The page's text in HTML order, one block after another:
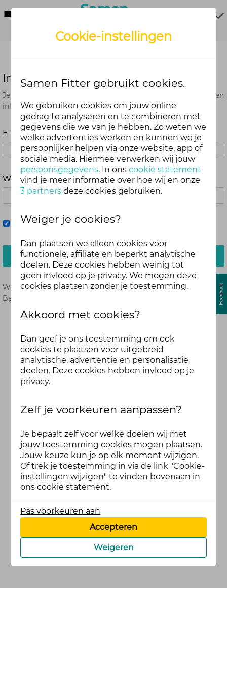
Inloggen
Je kunt met je Samen Fitter inloggegevens op alle onderdelen
inloggen. Dus één account voor website, app en webshop.
E-mailadres
Wachtwoord
Mij onthouden
Inloggen
Wachtwoord vergeten? Hier opnieuw instellen.
Ben je nog geen deelnemer?
Cookie-instellingen
Samen Fitter gebruikt cookies.
We gebruiken cookies om jouw online
gedrag te analyseren en te combineren met
gegevens die we van je hebben. Zo weten we
welke advertenties werken en kunnen we je
persoonlijker helpen via onze website, app of
sociale media. Hiermee verwerken wij jouw
persoonsgegevens. In onscookie statement
vind je meer informatie over hoe wij en onze
3 partners deze cookies gebruiken.
Weiger je cookies?
Dan plaatsen we alleen cookies voor
functionele, affiliate en beperkt analytische
doelen. Deze cookies hebben weinig tot
geen invloed op je privacy. We mogen deze
cookies plaatsen zonder je toestemming.
Akkoord met cookies?
Dan geef je ons toestemming om ook
cookies te plaatsen voor uitgebreid
analytische, advertentie en personalisatie
doelen. Deze cookies hebben invloed op je
privacy.
Zelf je voorkeuren aanpassen?
Je bepaalt zelf voor welke doelen wij met
jouw toestemming cookies mogen plaatsen.
Jouw keuze kun je op elk moment wijzigen.
Of trek je toestemming in via de link "Cookie-
instellingen wijzigen" te vinden bovenaan in
ons cookie statement.
Pas voorkeuren aan
Accepteren
Weigeren